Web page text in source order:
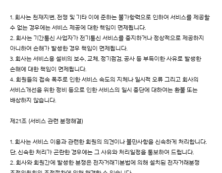
1. 회사는 천재지변, 전쟁 및 기타 이에 준하는 불가항력으로 인하여 서비스를 제공할
수 없는 경우에는 서비스 제공에 대한 책임이 면제됩니다.
2. 회사는 기간통신 사업자가 전기통신 서비스를 중지하거나 정상적으로 제공하지
아니하여 손해가 발생한 경우 책임이 면제됩니다.
3. 회사는 서비스용 설비의 보수, 교체, 정기점검, 공사 등 부득이한 사유로 발생한
손해에 대한 책임이 면제됩니다.
4. 회원들의 접속 폭주로 인한 서비스 속도의 지체나 일시적 오류 그리고 회사의
서비스개선을 위한 정비 등으로 인한 서비스의 일시 중단에 대하여는 환불 또는
배상하지 않습니다.
제21조 (서비스 관련 분쟁해결)
1. 회사는 서비스 이용과 관련한 회원의 의견이나 불만사항을 신속하게 처리합니다.
단, 신속한 처리가 곤란한 경우에는 그 사유와 처리일정을 통보하여 드립니다.
2. 회사와 회원간에 발생한 분쟁은 전자거래기본법에 의해 설치된 전자거래분쟁